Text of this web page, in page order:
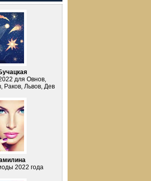
для Овнов,
Раков, Львов, Дев
2022 года